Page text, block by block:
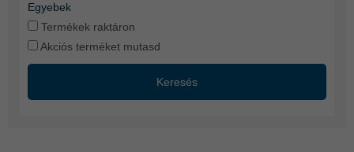
Egyebek
Termékek raktáron
Akciós terméket mutasd
Keresés